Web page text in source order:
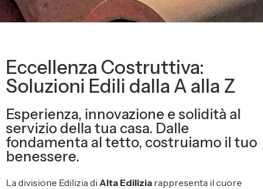
Eccellenza Costruttiva:
Soluzioni Edili dalla A alla Z
Esperienza, innovazione e solidità al
servizio della tua casa. Dalle
fondamenta al tetto, costruiamo il tuo
benessere.
La divisione Edilizia di Alta Edilizia rappresenta il cuore